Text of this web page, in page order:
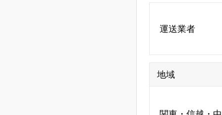
運送業者
地域